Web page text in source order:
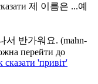
제 이름은 ...예
서 반가워요. (mahn-
перейти до
сказати 'привіт'